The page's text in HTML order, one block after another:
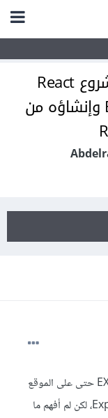
ما الفرق بين إنشاء مشروع React
Native من خلال Expo وإنشاؤه من
دائمًا ما أرى الشروحات تتجه إلى استخدام EXPO حتى على الموقع
الرسمي أرى طريقة إنشاء المشروع من خلال Expo، لكن لم أفهم ما